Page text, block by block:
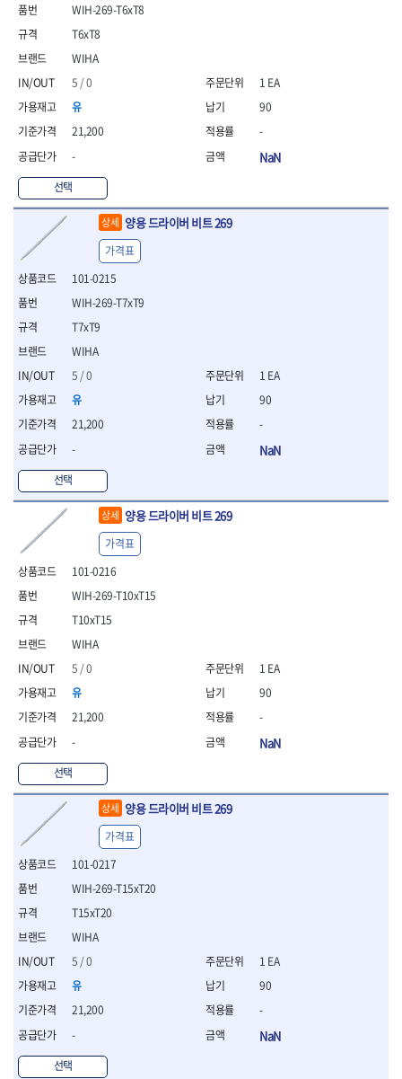
- 날교환드라이버세트
- 드라이버핸들
- 비트홀다드라이버
- 비트홀다드라이버세트
- 드라이버블레이드
- 별비트
- 육각비트
- 검전드라이버
- 육각T렌치
- 전동비트홀다
- 드라이버비트세트
- 옵셋드라이버
- 스크래퍼드라이버
- 정밀드라이버
- 기어렌치
- 육각복스드라이버
- 툴첵플러스
- 조절식렌치
- 볼트세터
- 레이저팁 드라이버
- 라쳇렌치
- 임팩엑스트라롱소켓
- 파워렌치
- 드릴척아답타
- 조인트플러그소켓
- 옵셋렌치
- 소켓홀더
- 클라이밍비트
- 토크아답타
- 비트소켓세트
- 일자비트
- 임팩별비트
- 임팩일자비트
- 임팩포지비트
- 임팩십자비트
- 십자비트
- 임팩별비트소켓
- 임팩XZN비트소켓
- 일자비트소켓
- XZN비트
- 임팩XZN비트
- 사각비트
- 토크드라이버
- 포지비트소켓
- 뻰치
- 에어앵글그라인더
- 에어리베터기
- 에어원형샌더
- 에어펀치
- 운반가방
- 습식그라인더
- 건식그라인더
- 기타 악세사리
- 루터, 루터테이블
이젠
일레드
츠노다(TTC)
협성
WIHA
5 / 0
유
21,200
-
선택
WIH-269-T6xT8
T6xT8
1 EA
90
-
NaN
상세 양용 드라이버 비트 269
101-0215
WIHA
5 / 0
유
21,200
-
선택
WIH-269-T7xT9
T7xT9
가격표
1 EA
90
-
NaN
상세 양용 드라이버 비트 269
101-0216
WIHA
5 / 0
유
21,200
-
선택
WIH-269-T10xT15
T10xT15
가격표
1 EA
90
-
NaN
상세 양용 드라이버 비트 269
101-0217
WIHA
5 / 0
유
21,200
-
선택
WIH-269-T15xT20
T15xT20
가격표
1 EA
90
-
NaN